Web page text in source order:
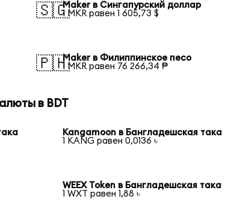
🇸🇬Maker в Сингапурский доллар
1 MKR равен 1 605,73 $
🇵🇭Maker в Филиппинское песо
1 MKR равен 76 266,34 ₱
в BDT
Kangamoon в Бангладешская така
1 KANG равен 0,0136 ৳
WEEX Token в Бангладешская така
1 WXT равен 1,88 ৳